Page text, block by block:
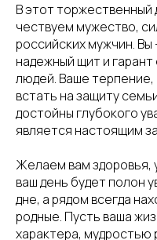
В этот торжественный
чествуем мужество,
российских мужчин.
надежный щит и
людей. Ваше терпение,
встать на защиту
достойны глубокого
является настоящим
Желаем вам здоровья,
ваш день будет полон
дне, а рядом всегда
родные. Пусть ваша
характера, мудростью